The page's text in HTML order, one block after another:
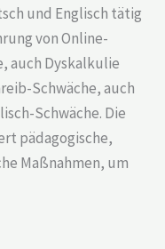
und Englisch tätig
von Online-
auch Dyskalkulie
Schwäche, auch
Schwäche. Die
pädagogische,
Maßnahmen, um